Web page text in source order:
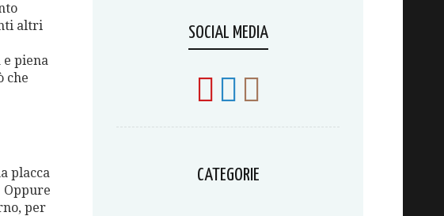
altri
e piena
che
placca
Oppure
per
SOCIAL MEDIA
CATEGORIE